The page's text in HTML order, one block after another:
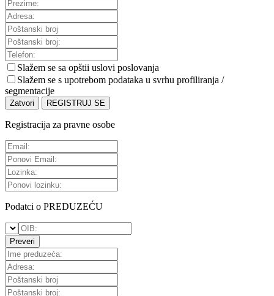
Slažem se sa opštii uslovi poslovanja
Slažem se s upotrebom podataka u svrhu profiliranja /
segmentacije
Zatvori REGISTRUJ SE
Registracija za pravne osobe
Podatci o PREDUZEĆU
Preveri